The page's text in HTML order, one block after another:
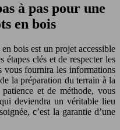
à pas pour une
en bois
bois est un projet accessible
clés et de respecter les
vous fournira les informations
la préparation du terrain à la
et de méthode, vous
deviendra un véritable lieu
c’est la garantie d’une